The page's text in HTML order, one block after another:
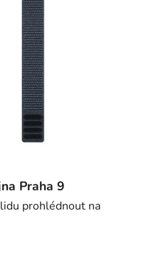
Praha 9
prohlédnout na